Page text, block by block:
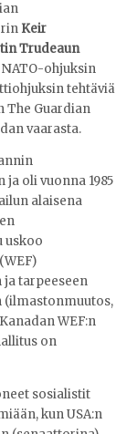
Keir
Trudeaun
ohjuksin
tehtäviä
The Guardian
vaarasta.
oli vuonna 1985
alaisena
uskoo
tarpeeseen
(ilmastonmuutos,
WEF:n
on
sosialistit
kun USA:n